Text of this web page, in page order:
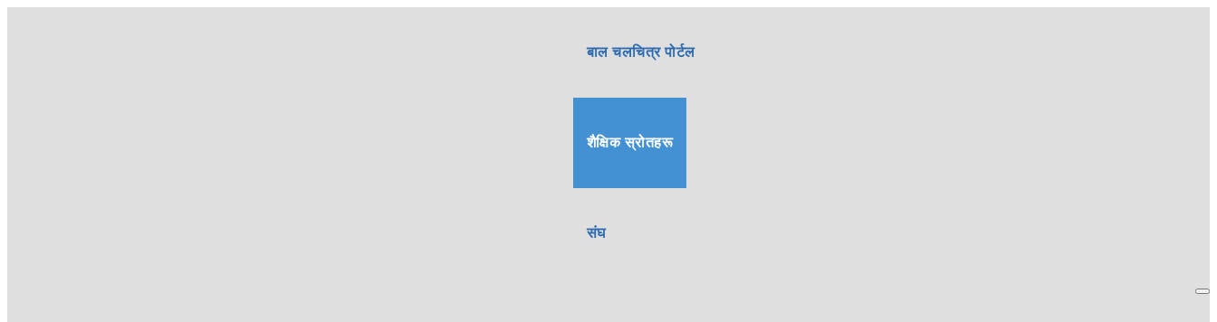
बाल चलचित्र पोर्टल
शैक्षिक स्रोतहरू
संघ